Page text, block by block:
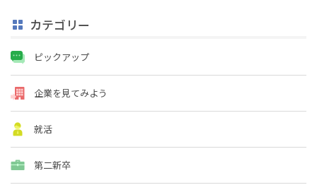
カテゴリー
ピックアップ
企業を見てみよう
就活
第二新卒